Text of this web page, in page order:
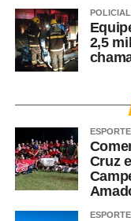
POLICIAL
2,5
Cruz